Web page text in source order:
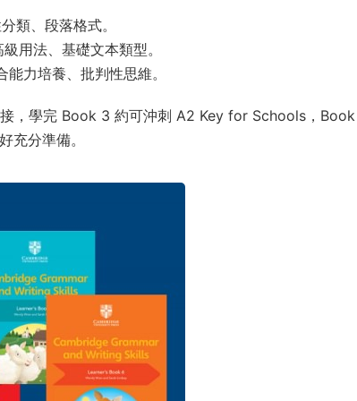
類、段落格式。
用法、基礎文本類型。
力培養、批判性思維。
，學完 Book 3 約可沖刺 A2 Key for Schools，
充分準備。